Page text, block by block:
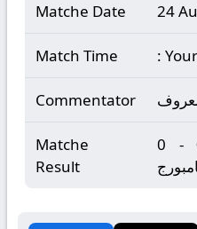
Matche Date 24
Match Time :
Commentator
Matche
Result
بوروسيا مونشنجلادباخ 0 - 0